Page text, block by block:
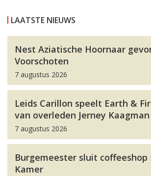
LAATSTE NIEUWS
Nest Aziatische Hoornaar
Voorschoten
7 augustus 2026
Leids Carillon speelt Earth &
van overleden Jerney Kaagman
7 augustus 2026
Burgemeester sluit coffeeshop
Kamer